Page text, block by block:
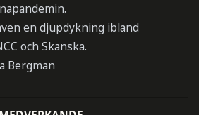
en djupdykning ibland
och Skanska.
Bergman